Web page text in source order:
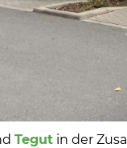
Tegut in der